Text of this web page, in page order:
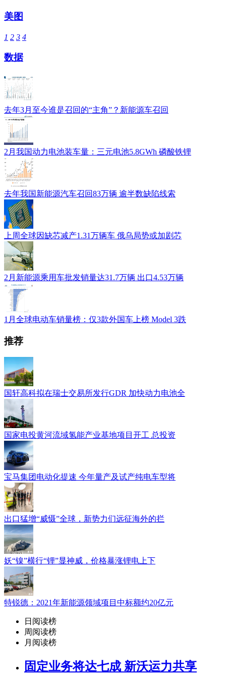
美图
1 2 3 4
数据
去年3月至今谁是召回的“主角”？新能源车召回
2月我国动力电池装车量：三元电池5.8GWh 磷酸铁锂
去年我国新能源汽车召回83万辆 逾半数缺陷线索
上周全球因缺芯减产1.31万辆车 俄乌局势或加剧芯
2月新能源乘用车批发销量达31.7万辆 出口4.53万辆
1月全球电动车销量榜：仅3款外国车上榜 Model 3跌
推荐
国轩高科拟在瑞士交易所发行GDR 加快动力电池全
国家电投黄河流域氢能产业基地项目开工 总投资
宝马集团电动化提速 今年量产及试产纯电车型将
出口猛增“威慑”全球，新势力们远征海外的拦
妖“镍”横行“锂”显神威，价格暴涨锂电上下
特锐德：2021年新能源领域项目中标额约20亿元
日阅读榜
周阅读榜
月阅读榜
固定业务将达七成 新沃运力共享